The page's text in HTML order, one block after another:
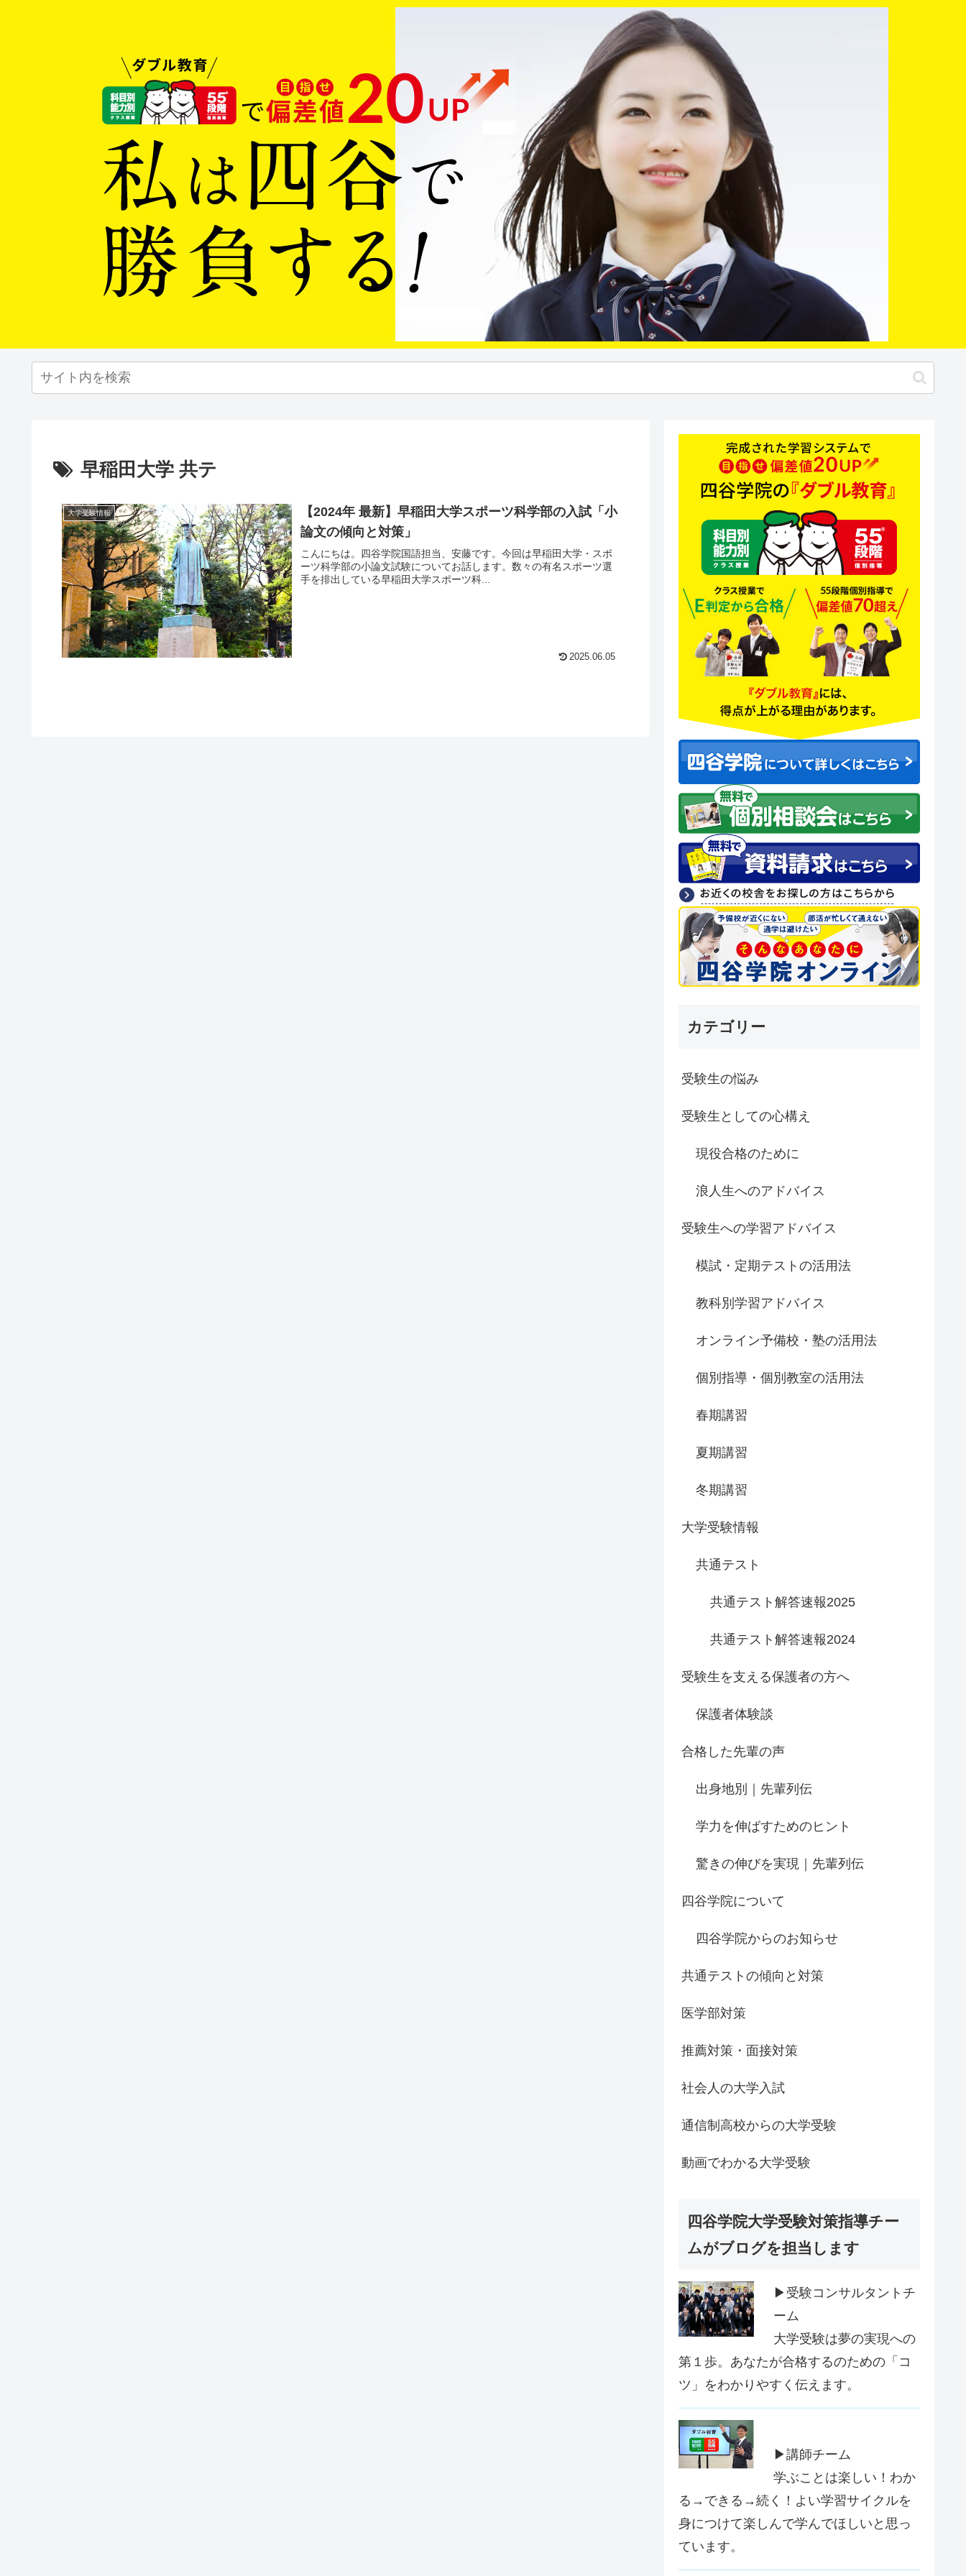
早稲田大学 共テ
大学受験情報
【2024年 最新】早稲田大学スポーツ科学部の入試「小
論文の傾向と対策」
こんにちは。四谷学院国語担当、安藤です。今回は早稲田大学・スポ
ーツ科学部の小論文試験についてお話します。数々の有名スポーツ選
手を排出している早稲田大学スポーツ科...
2025.06.05
カテゴリー
受験生の悩み
受験生としての心構え
現役合格のために
浪人生へのアドバイス
受験生への学習アドバイス
模試・定期テストの活用法
教科別学習アドバイス
オンライン予備校・塾の活用法
個別指導・個別教室の活用法
春期講習
夏期講習
冬期講習
大学受験情報
共通テスト
共通テスト解答速報2025
共通テスト解答速報2024
受験生を支える保護者の方へ
保護者体験談
合格した先輩の声
出身地別｜先輩列伝
学力を伸ばすためのヒント
驚きの伸びを実現｜先輩列伝
四谷学院について
四谷学院からのお知らせ
共通テストの傾向と対策
医学部対策
推薦対策・面接対策
社会人の大学入試
通信制高校からの大学受験
動画でわかる大学受験
四谷学院大学受験対策指導チー
ムがブログを担当します
▶受験コンサルタントチ
ーム
大学受験は夢の実現への
第１歩。あなたが合格するのための「コ
ツ」をわかりやすく伝えます。
▶講師チーム
学ぶことは楽しい！わか
る→できる→続く！よい学習サイクルを
身につけて楽しんで学んでほしいと思っ
ています。